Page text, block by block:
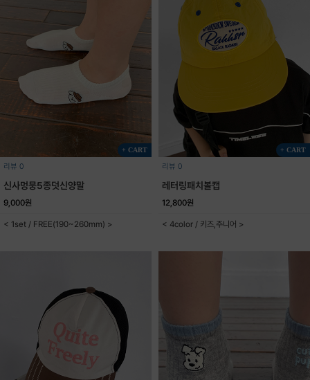
+ CART
리뷰 0
신사멍뭉5종덧신양말
9,000원
< 1set / FREE(190~260mm) >
+ CART
리뷰 0
레터링패치볼캡
12,800원
< 4color / 키즈,주니어 >